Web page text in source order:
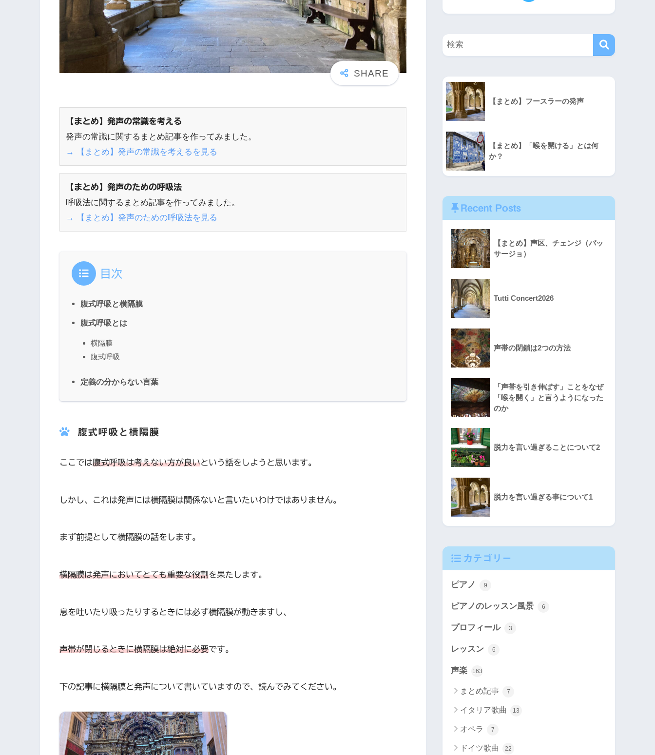
【まとめ】発声の常識を考える
発声の常識に関するまとめ記事を作ってみました。
→ 【まとめ】発声の常識を考えるを見る
【まとめ】発声のための呼吸法
呼吸法に関するまとめ記事を作ってみました。
→ 【まとめ】発声のための呼吸法を見る
目次
腹式呼吸と横隔膜
腹式呼吸とは
横隔膜
腹式呼吸
定義の分からない言葉
腹式呼吸と横隔膜
ここでは腹式呼吸は考えない方が良いという話をしようと思います。
しかし、これは発声には横隔膜は関係ないと言いたいわけではありません。
まず前提として横隔膜の話をします。
横隔膜は発声においてとても重要な役割を果たします。
息を吐いたり吸ったりするときには必ず横隔膜が動きますし、
声帯が閉じるときに横隔膜は絶対に必要です。
下の記事に横隔膜と発声について書いていますので、読んでみてください。
【まとめ】フースラーの発声
【まとめ】「喉を開ける」とは何
か？
Recent Posts
【まとめ】声区、チェンジ（パッ
サージョ）
Tutti Concert2026
声帯の閉鎖は2つの方法
「声帯を引き伸ばす」ことをなぜ
「喉を開く」と言うようになった
のか
脱力を言い過ぎることについて2
脱力を言い過ぎる事について1
カテゴリー
ピアノ 9
ピアノのレッスン風景 6
プロフィール 3
レッスン 6
声楽 163
まとめ記事 7
イタリア歌曲 13
オペラ 7
ドイツ歌曲 22